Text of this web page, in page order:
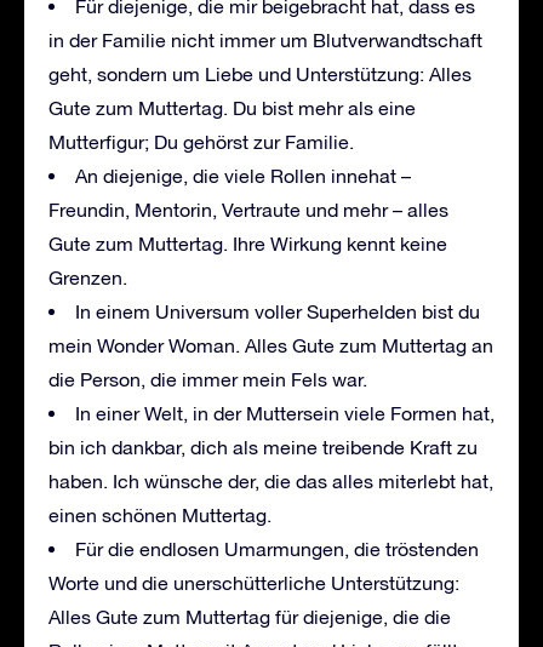
Für diejenige, die mir beigebracht hat, dass es
in der Familie nicht immer um Blutverwandtschaft
geht, sondern um Liebe und Unterstützung: Alles
Gute zum Muttertag. Du bist mehr als eine
Mutterfigur; Du gehörst zur Familie.
An diejenige, die viele Rollen innehat –
Freundin, Mentorin, Vertraute und mehr – alles
Gute zum Muttertag. Ihre Wirkung kennt keine
Grenzen.
In einem Universum voller Superhelden bist du
mein Wonder Woman. Alles Gute zum Muttertag an
die Person, die immer mein Fels war.
In einer Welt, in der Muttersein viele Formen hat,
bin ich dankbar, dich als meine treibende Kraft zu
haben. Ich wünsche der, die das alles miterlebt hat,
einen schönen Muttertag.
Für die endlosen Umarmungen, die tröstenden
Worte und die unerschütterliche Unterstützung:
Alles Gute zum Muttertag für diejenige, die die